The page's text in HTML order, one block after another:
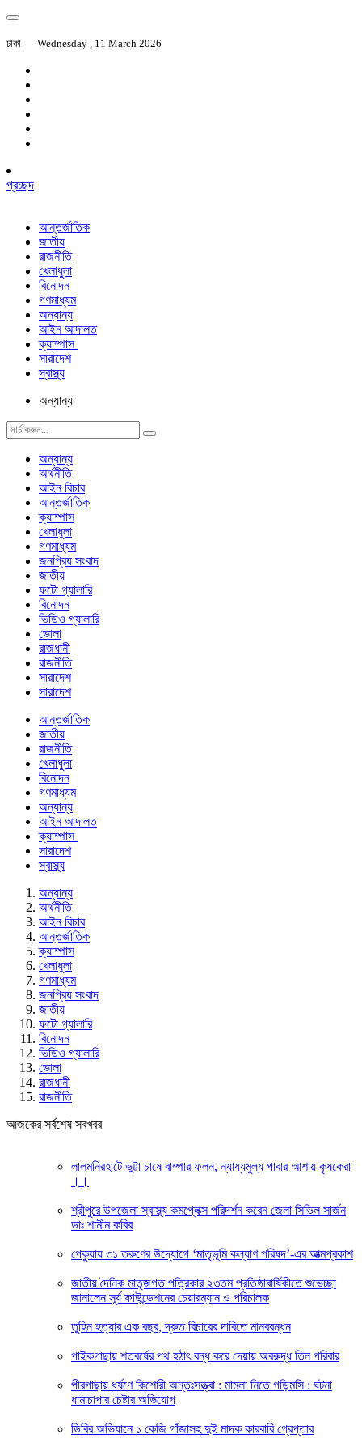
ঢাকা Wednesday , 11 March 2026
প্রচ্ছদ
আন্তর্জাতিক
জাতীয়
রাজনীতি
খেলাধুলা
বিনোদন
গণমাধ্যম
অন্যান্য
আইন আদালত
ক্যাম্পাস
সারাদেশ
স্বাস্থ্য
অন্যান্য
অন্যান্য
অর্থনীতি
আইন বিচার
আন্তর্জাতিক
ক্যাম্পাস
খেলাধুলা
গণমাধ্যম
জনপ্রিয় সংবাদ
জাতীয়
ফটো গ্যালারি
বিনোদন
ভিডিও গ্যালারি
ভোলা
রাজধানী
রাজনীতি
সারাদেশ
সারাদেশ
আন্তর্জাতিক
জাতীয়
রাজনীতি
খেলাধুলা
বিনোদন
গণমাধ্যম
অন্যান্য
আইন আদালত
ক্যাম্পাস
সারাদেশ
স্বাস্থ্য
অন্যান্য
অর্থনীতি
আইন বিচার
আন্তর্জাতিক
ক্যাম্পাস
খেলাধুলা
গণমাধ্যম
জনপ্রিয় সংবাদ
জাতীয়
ফটো গ্যালারি
বিনোদন
ভিডিও গ্যালারি
ভোলা
রাজধানী
রাজনীতি
আজকের সর্বশেষ সবখবর
লালমনিরহাটে ভুট্টা চাষে বাম্পার ফলন, ন্যায্যমুল্য পাবার আশায় কৃষকেরা
।।
শ্রীপুরে উপজেলা স্বাস্থ্য কমপ্লেক্স পরিদর্শন করেন জেলা সিভিল সার্জন
ডাঃ শামীম কবির
পেকুয়ায় ৩১ তরুণের উদ্যোগে ‘মাতৃভূমি কল্যাণ পরিষদ’-এর আত্মপ্রকাশ
জাতীয় দৈনিক মাতৃজগত পত্রিকার ২৩তম প্রতিষ্ঠাবার্ষিকীতে শুভেচ্ছা
জানালেন সূর্য ফাউন্ডেশনের চেয়ারম্যান ও পরিচালক
তুহিন হত্যার এক বছর, দ্রুত বিচারের দাবিতে মানববন্ধন
পাইকগাছায় শতবর্ষের পথ হঠাৎ বন্ধ করে দেয়ায় অবরুদ্ধ তিন পরিবার
পীরগাছায় ধর্ষণে কিশোরী অন্তঃসত্ত্বা : মামলা নিতে গড়িমসি : ঘটনা
ধামাচাপার চেষ্টার অভিযোগ
ডিবির অভিযানে ১ কেজি গাঁজাসহ দুই মাদক কারবারি গ্রেপ্তার